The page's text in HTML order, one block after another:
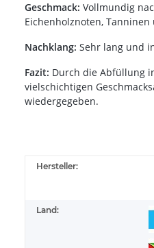
Geschmack: Vollmundig
Eichenholznoten,
Nachklang: Sehr lang und
Fazit: Durch die Abfüllung
vielschichtigen
wiedergegeben.
Hersteller:
Land: